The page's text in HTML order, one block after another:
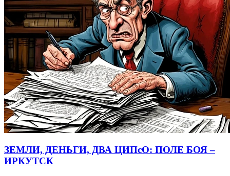
ЗЕМЛИ, ДЕНЬГИ, ДВА ЦИПсО: ПОЛЕ БОЯ –
ИРКУТСК